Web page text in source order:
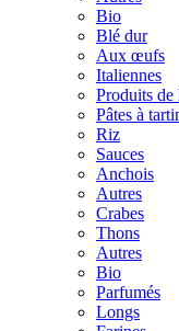
Bio
Blé dur
Aux œufs
Italiennes
Produits de
Pâtes à
Riz
Sauces
Anchois
Autres
Crabes
Thons
Autres
Bio
Parfumés
Longs